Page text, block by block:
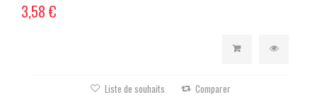
3,58 €
Liste de souhaits Comparer